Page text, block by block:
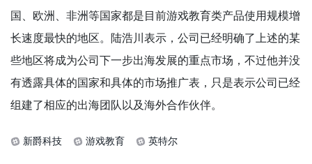
国、欧洲、非洲等国家都是目前游戏教育类产品使用规模增
长速度最快的地区。陆浩川表示，公司已经明确了上述的某
些地区将成为公司下一步出海发展的重点市场，不过他并没
有透露具体的国家和具体的市场推广表，只是表示公司已经
组建了相应的出海团队以及海外合作伙伴。
新爵科技 游戏教育 英特尔